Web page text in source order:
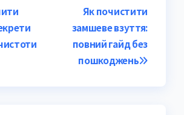
Як почистити
замшеве взуття:
повний гайд без
пошкоджень